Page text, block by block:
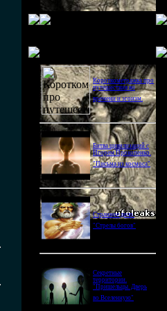
Короткометражка про
путешествия во
времени и эгоизм.
Битва цивилизаций с
Игорем Прокопенко.
"Письма из космоса"
Странное дело.
"Стрелы богов"
Секретные
территории.
"Пришельцы. Дверь
во Вселенную"